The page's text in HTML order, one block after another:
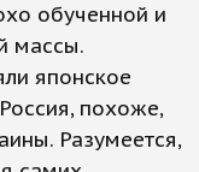
обученной и
массы.
японское
похоже,
Разумеется,